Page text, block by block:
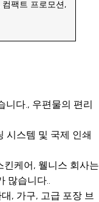
팩트 프로모션,
니다., 우편물의 편리
시스템 및 국제 인쇄
킨케어, 웰니스 회사는
많습니다..
, 가구, 고급 포장 브